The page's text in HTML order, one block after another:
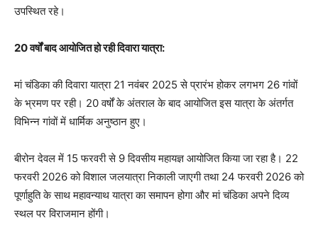
उपस्थित रहे।
20 वर्षों बाद आयोजित हो रही दिवारा यात्रा:
मां चंडिका की दिवारा यात्रा 21 नवंबर 2025 से प्रारंभ होकर लगभग 26 गांवों
के भ्रमण पर रही। 20 वर्षों के अंतराल के बाद आयोजित इस यात्रा के अंतर्गत
विभिन्न गांवों में धार्मिक अनुष्ठान हुए।
बीरोन देवल में 15 फरवरी से 9 दिवसीय महायज्ञ आयोजित किया जा रहा है। 22
फरवरी 2026 को विशाल जलयात्रा निकाली जाएगी तथा 24 फरवरी 2026 को
पूर्णाहुति के साथ महावन्याथ यात्रा का समापन होगा और मां चंडिका अपने दिव्य
स्थल पर विराजमान होंगी।